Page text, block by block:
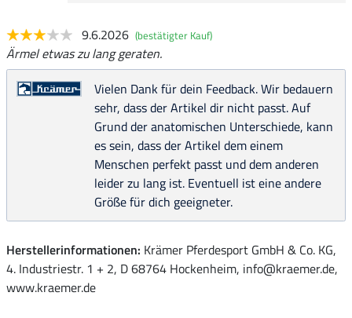
9.6.2026 (bestätigter Kauf)
Ärmel etwas zu lang geraten.
Vielen Dank für dein Feedback. Wir bedauern
sehr, dass der Artikel dir nicht passt. Auf
Grund der anatomischen Unterschiede, kann
es sein, dass der Artikel dem einem
Menschen perfekt passt und dem anderen
leider zu lang ist. Eventuell ist eine andere
Größe für dich geeigneter.
Herstellerinformationen: Krämer Pferdesport GmbH & Co. KG,
4. Industriestr. 1 + 2, D 68764 Hockenheim, info@kraemer.de,
www.kraemer.de